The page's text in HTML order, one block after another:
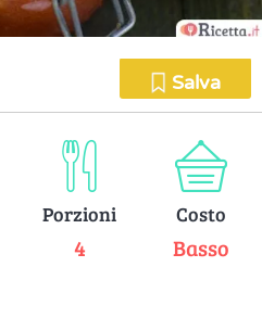
Salva
Porzioni
4
Costo
Basso